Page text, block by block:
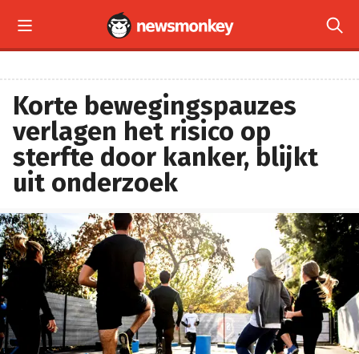
 
Korte bewegingspauzes
verlagen het risico op
sterfte door kanker, blijkt
uit onderzoek